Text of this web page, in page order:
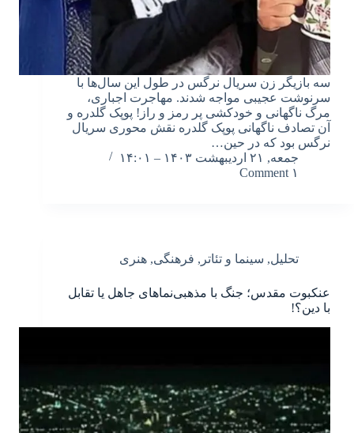
سه بازیگر زن سریال نرگس در طول این سال‌ها با
سرنوشت عجیبی مواجه شدند. مهاجرت اجباری،
مرگ ناگهانی و خودکشی پر رمز و راز! پوپک گلدره و
آن تصادف ناگهانی پوپک گلدره نقش محوری سریال
نرگس بود که در حین…
جمعه, ۲۱ اردیبهشت ۱۴۰۳ – ۱۴:۰۱
۱ Comment
تحلیل, سینما و تئاتر , فرهنگی, هنری
عنکبوت مقدس؛ جنگ با مذهبی‌نماهای جاهل یا تقابل
با دین؟!